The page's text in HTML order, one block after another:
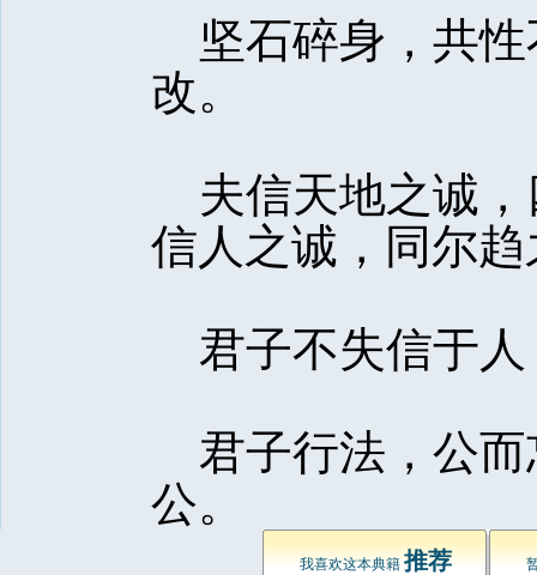
坚石碎身，共性
改。
夫信天地之诚，
信人之诚，同尔
君子不失信于人
君子行法，公而
公。
我喜欢这本典籍 推荐